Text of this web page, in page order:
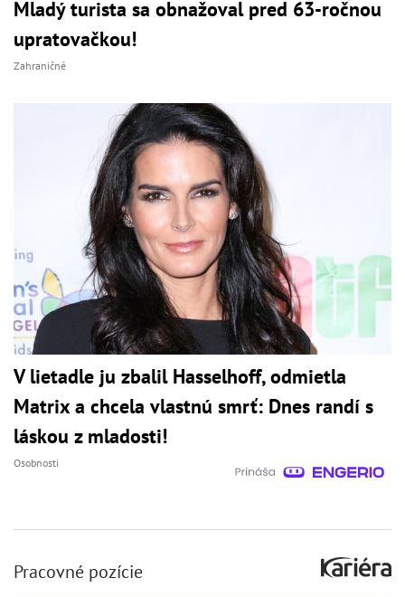
Mladý turista sa obnažoval pred 63-ročnou
upratovačkou!
Zahraničné
V lietadle ju zbalil Hasselhoff, odmietla
Matrix a chcela vlastnú smrť: Dnes randí s
láskou z mladosti!
Osobnosti
Pracovné pozície